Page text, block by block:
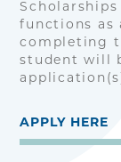
functions as
completing
student will
APPLY HERE